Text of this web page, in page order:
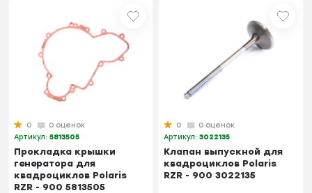
0
0 оценок
Артикул:5813505
Прокладка крышки
генератора для
квадроциклов Polaris
RZR - 900 5813505
0
0 оценок
Артикул:3022135
Клапан выпускной для
квадроциклов Polaris
RZR - 900 3022135